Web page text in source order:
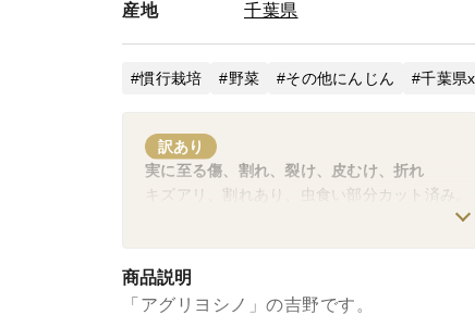
産地 千葉県
慣行栽培 野菜 その他にんじん 千葉県
訳あり
実に至る傷、割れ、裂け、皮むけ、折れ
キズアリ、割れあり、虫食い部分カット済み。
商品説明
「アグリヨシノ」の吉野です。